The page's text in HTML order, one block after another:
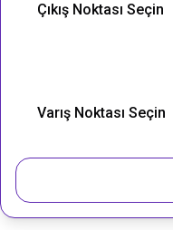
Çıkış Noktası Seçin
Varış Noktası Seçin